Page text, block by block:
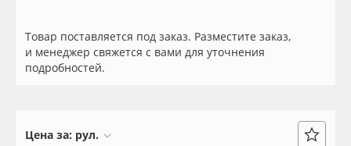
Бренды
Доставка
Самоклеящиеся плёнки
Листовые материалы
Товар поставляется под заказ. Разместите заказ,
и менеджер свяжется с вами для уточнения
подробностей.
Цена за: рул.